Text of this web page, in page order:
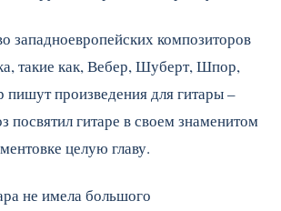
западноевропейских композиторов
такие как, Вебер, Шуберт, Шпор,
произведения для гитары –
посвятил гитаре в своем знаменитом
целую главу.
не имела большого